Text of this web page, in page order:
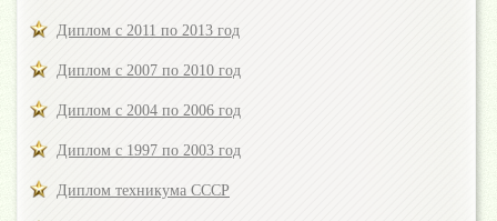
Диплом с 2011 по 2013 год
Диплом с 2007 по 2010 год
Диплом с 2004 по 2006 год
Диплом с 1997 по 2003 год
Диплом техникума СССР